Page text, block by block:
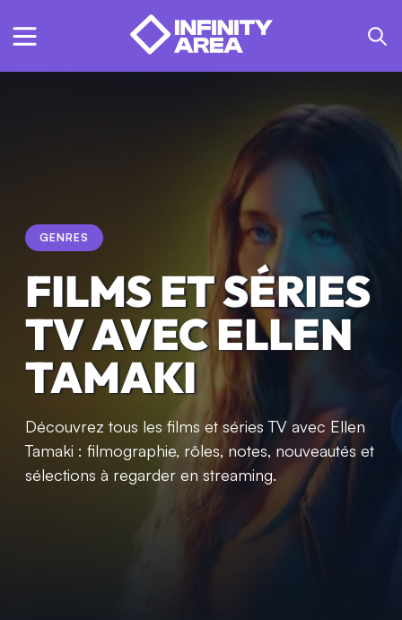
GENRES
FILMS ET SÉRIES
TV AVEC ELLEN
TAMAKI
Découvrez tous les films et séries TV avec Ellen
Tamaki : filmographie, rôles, notes, nouveautés et
sélections à regarder en streaming.